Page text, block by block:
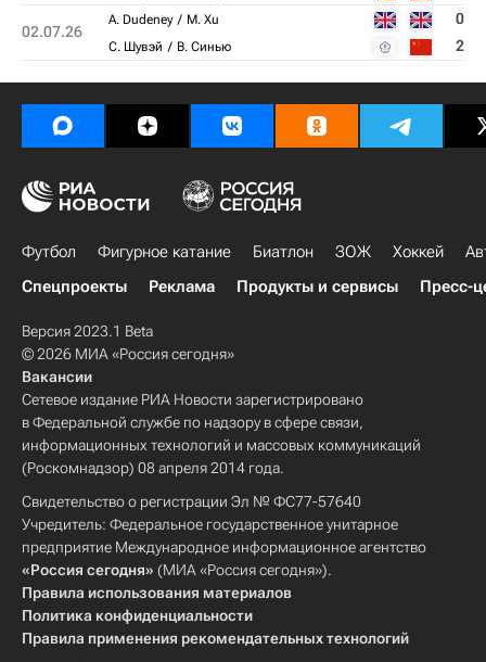
02.07.26
A. Dudeney M. Xu 0
С. Шувэй В. Синью 2
Футбол Фигурное катание Биатлон ЗОЖ Хоккей
Спецпроекты
Реклама Продукты и сервисы Пресс-
Версия 2023.1 Beta
© 2026 МИА «Россия сегодня»
Вакансии
Сетевое издание РИА Новости зарегистрировано
в Федеральной службе по надзору в сфере связи,
информационных технологий и массовых коммуникаций
(Роскомнадзор) 08 апреля 2014 года.
Свидетельство о регистрации Эл № ФС77-57640
Учредитель: Федеральное государственное унитарное
предприятие Международное информационное агентство
«Россия сегодня» (МИА «Россия сегодня»).
Правила использования материалов
Политика конфиденциальности
Правила применения рекомендательных технологий